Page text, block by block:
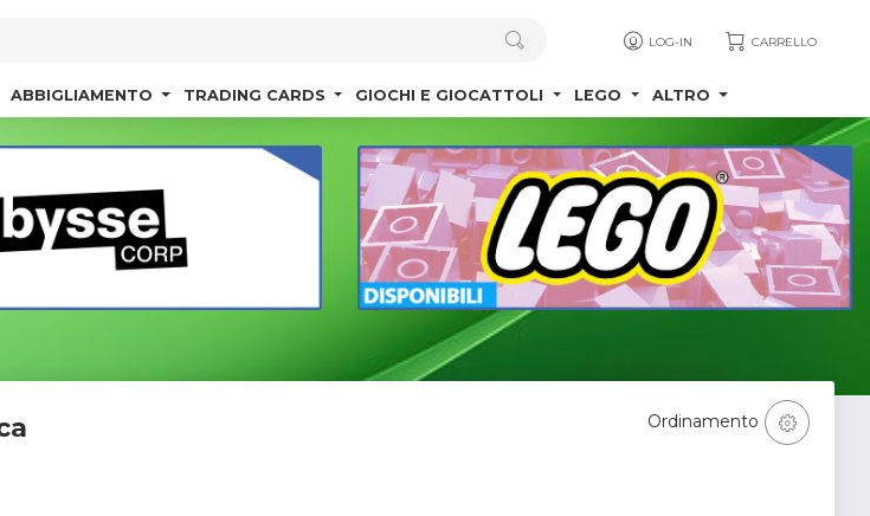
LOG-IN CARRELLO
ABBIGLIAMENTO TRADING CARDS GIOCHI E GIOCATTOLI LEGO ALTRO
Ordinamento